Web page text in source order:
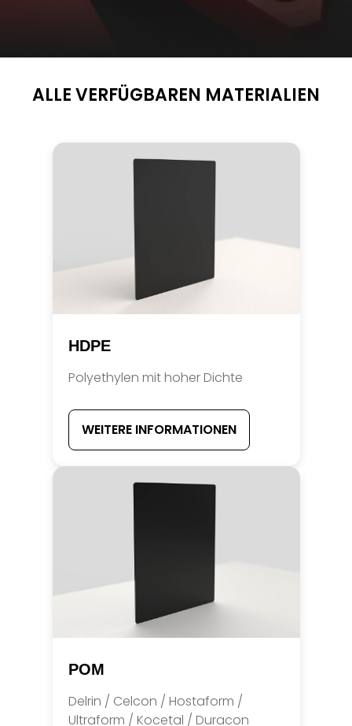
ALLE VERFÜGBAREN MATERIALIEN
HDPE
Polyethylen mit hoher Dichte
WEITERE INFORMATIONEN
POM
Delrin / Celcon / Hostaform /
Ultraform / Kocetal / Duracon